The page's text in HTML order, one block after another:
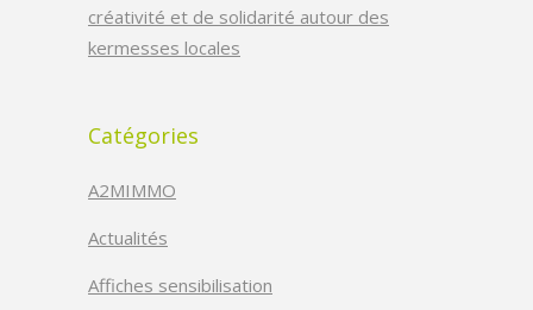
créativité et de solidarité autour des
kermesses locales
Catégories
A2MIMMO
Actualités
Affiches sensibilisation